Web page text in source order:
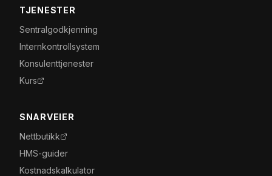
TJENESTER
Sentralgodkjenning
Internkontrollsystem
Konsulenttjenester
Kurs
SNARVEIER
Nettbutikk
HMS-guider
Kostnadskalkulator